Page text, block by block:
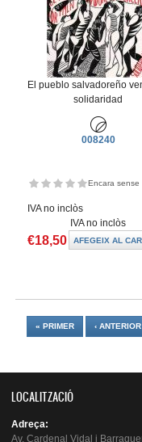
El pueblo salvadoreño
solidaridad
008240
Encara sense
IVA no inclòs
IVA no inclòs
€18,50
« PRIMER ‹ ANTERIOR
LOCALITZACIÓ
Adreça:
Av. Cardenal Vidal i